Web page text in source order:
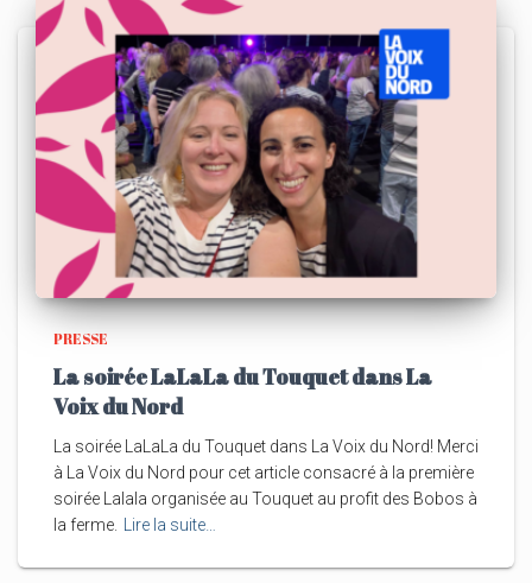
PRESSE
La soirée LaLaLa du Touquet dans La
Voix du Nord
La soirée LaLaLa du Touquet dans La Voix du Nord! Merci
à La Voix du Nord pour cet article consacré à la première
soirée Lalala organisée au Touquet au profit des Bobos à
la ferme. Lire la suite…